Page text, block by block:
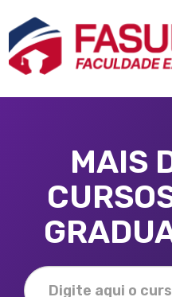
MAIS